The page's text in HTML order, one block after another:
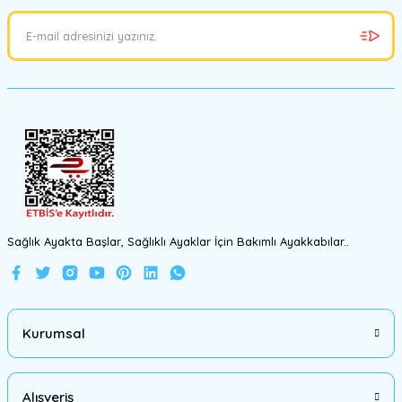
Ürün bilgilerinde hatalar bulunuyor.
Sağlık Ayakta Başlar, Sağlıklı Ayaklar İçin Bakımlı Ayakkabılar..
Kurumsal
Alışveriş